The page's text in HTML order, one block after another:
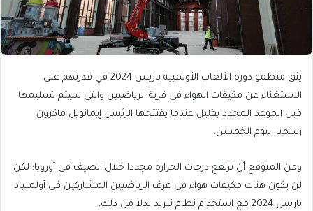
يثق منظمو دورة الألعاب الأولمبية باريس 2024 في قدرتهم على
الاستغناء عن مكيفات الهواء في قرية الرياضيين والتي سيتم تسليمها
قبل الموعد المحدد بقليل عندما يفتتحها الرئيس إيمانويل ماكرون
رسميا اليوم الخميس.
ومن المتوقع أن ترتفع درجات الحرارة مجددا خلال الصيف في أوروبا؛ لكن
لن يكون هناك مكيفات هواء في غرف الرياضيين المشاركين في أولمبياد
باريس 2024 مع استخدام نظام تبريد بدلا من ذلك.